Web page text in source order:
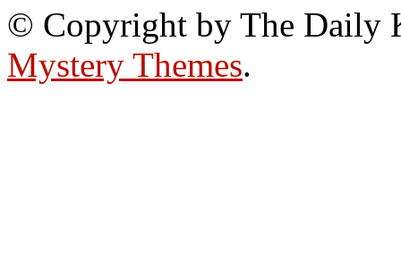
© Copyright by The Daily
Mystery Themes.